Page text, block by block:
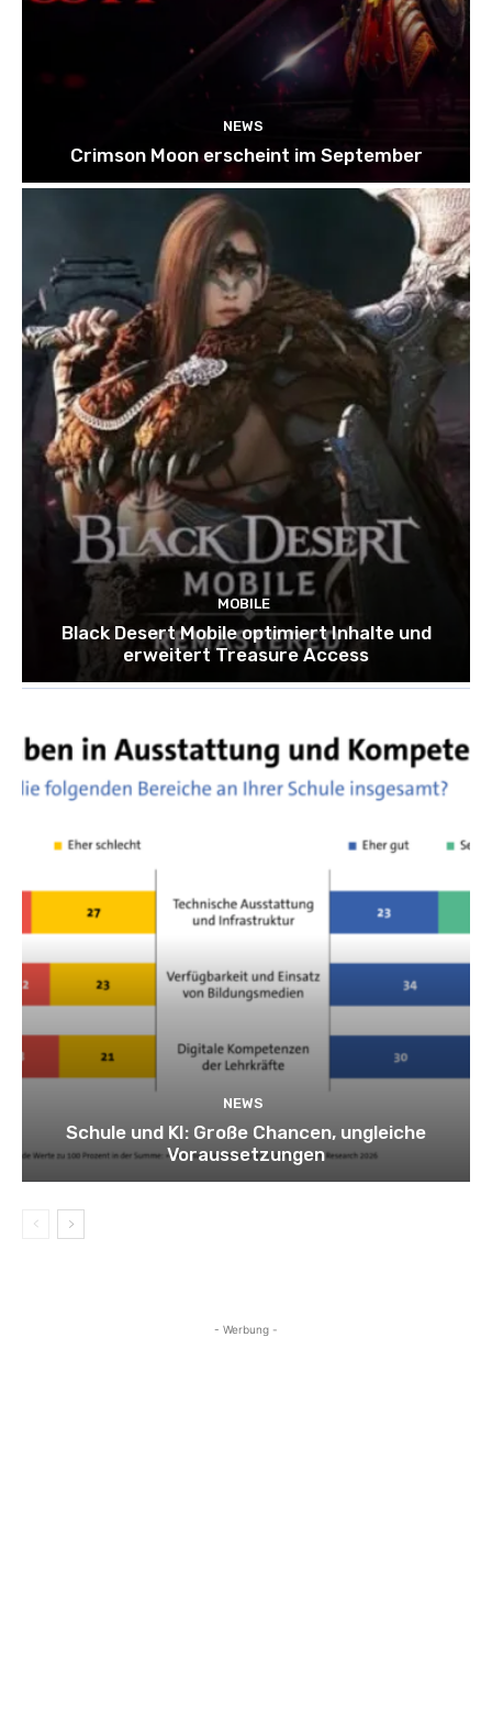
NEWS
Crimson Moon erscheint im September
MOBILE
Black Desert Mobile optimiert Inhalte und
erweitert Treasure Access
NEWS
Schule und KI: Große Chancen, ungleiche
Voraussetzungen
- Werbung -